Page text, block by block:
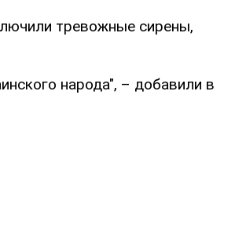
тревожные сирены,
народа", – добавили в